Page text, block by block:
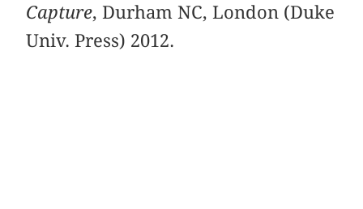
Capture, Durham NC, London (Duke
Univ. Press) 2012.